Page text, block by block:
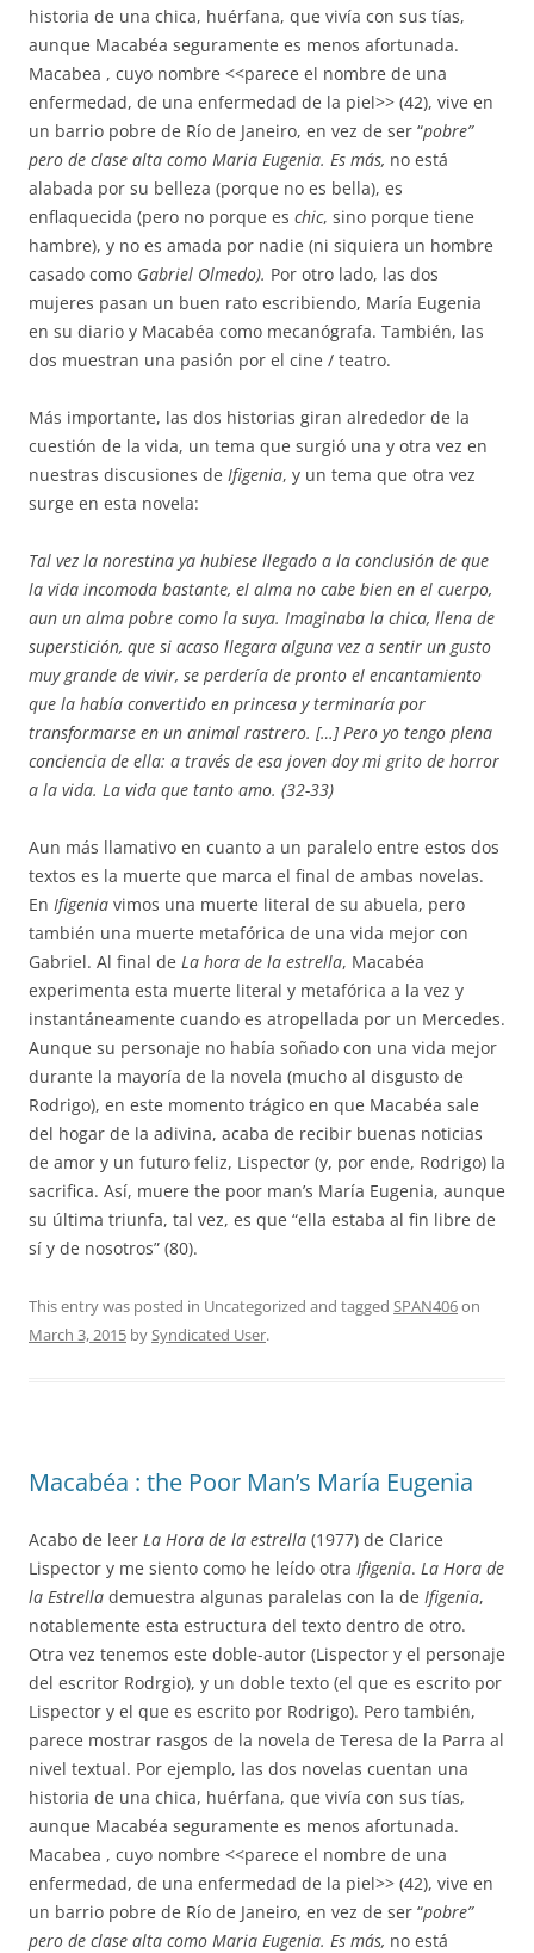
historia de una chica, huérfana, que vivía con sus tías,
aunque Macabéa seguramente es menos afortunada.
Macabea , cuyo nombre <<parece el nombre de una
enfermedad, de una enfermedad de la piel>> (42), vive en
un barrio pobre de Río de Janeiro, en vez de ser “pobre”
pero de clase alta como Maria Eugenia. Es más, no está
alabada por su belleza (porque no es bella), es
enflaquecida (pero no porque es chic, sino porque tiene
hambre), y no es amada por nadie (ni siquiera un hombre
casado como Gabriel Olmedo). Por otro lado, las dos
mujeres pasan un buen rato escribiendo, María Eugenia
en su diario y Macabéa como mecanógrafa. También, las
dos muestran una pasión por el cine / teatro.
Más importante, las dos historias giran alrededor de la
cuestión de la vida, un tema que surgió una y otra vez en
nuestras discusiones de Ifigenia, y un tema que otra vez
surge en esta novela:
Tal vez la norestina ya hubiese llegado a la conclusión de que
la vida incomoda bastante, el alma no cabe bien en el cuerpo,
aun un alma pobre como la suya. Imaginaba la chica, llena de
superstición, que si acaso llegara alguna vez a sentir un gusto
muy grande de vivir, se perdería de pronto el encantamiento
que la había convertido en princesa y terminaría por
transformarse en un animal rastrero. […] Pero yo tengo plena
conciencia de ella: a través de esa joven doy mi grito de horror
a la vida. La vida que tanto amo. (32-33)
Aun más llamativo en cuanto a un paralelo entre estos dos
textos es la muerte que marca el final de ambas novelas.
En Ifigenia vimos una muerte literal de su abuela, pero
también una muerte metafórica de una vida mejor con
Gabriel. Al final de La hora de la estrella, Macabéa
experimenta esta muerte literal y metafórica a la vez y
instantáneamente cuando es atropellada por un Mercedes.
Aunque su personaje no había soñado con una vida mejor
durante la mayoría de la novela (mucho al disgusto de
Rodrigo), en este momento trágico en que Macabéa sale
del hogar de la adivina, acaba de recibir buenas noticias
de amor y un futuro feliz, Lispector (y, por ende, Rodrigo) la
sacrifica. Así, muere the poor man’s María Eugenia, aunque
su última triunfa, tal vez, es que “ella estaba al fin libre de
sí y de nosotros” (80).
This entry was posted in Uncategorized and tagged SPAN406on
March 3, 2015 bySyndicated User.
Macabéa : the Poor Man’s María Eugenia
Acabo de leer La Hora de la estrella (1977) de Clarice
Lispector y me siento como he leído otra Ifigenia. La Hora de
la Estrella demuestra algunas paralelas con la de Ifigenia,
notablemente esta estructura del texto dentro de otro.
Otra vez tenemos este doble-autor (Lispector y el personaje
del escritor Rodrgio), y un doble texto (el que es escrito por
Lispector y el que es escrito por Rodrigo). Pero también,
parece mostrar rasgos de la novela de Teresa de la Parra al
nivel textual. Por ejemplo, las dos novelas cuentan una
historia de una chica, huérfana, que vivía con sus tías,
aunque Macabéa seguramente es menos afortunada.
Macabea , cuyo nombre <<parece el nombre de una
enfermedad, de una enfermedad de la piel>> (42), vive en
un barrio pobre de Río de Janeiro, en vez de ser “pobre”
pero de clase alta como Maria Eugenia. Es más, no está